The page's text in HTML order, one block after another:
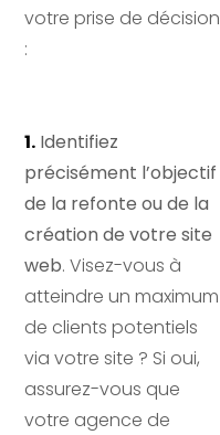
votre prise de décision
:
1. Identifiez
précisément l’objectif
de la refonte ou de la
création de votre site
web. Visez-vous à
atteindre un maximum
de clients potentiels
via votre site ? Si oui,
assurez-vous que
votre agence de